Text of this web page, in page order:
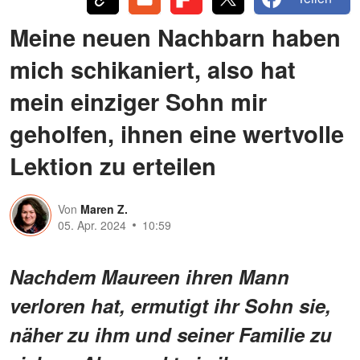
Meine neuen Nachbarn haben
mich schikaniert, also hat
mein einziger Sohn mir
geholfen, ihnen eine wertvolle
Lektion zu erteilen
Von Maren Z.
05. Apr. 2024
10:59
Nachdem Maureen ihren Mann
verloren hat, ermutigt ihr Sohn sie,
näher zu ihm und seiner Familie zu